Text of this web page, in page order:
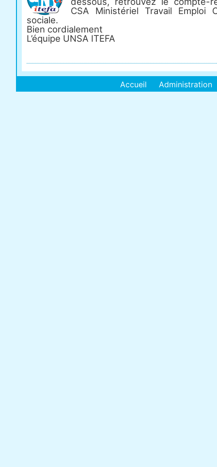
CSA Ministériel Travail Emploi
sociale.
Bien cordialement
L’équipe UNSA ITEFA
Accueil Administration